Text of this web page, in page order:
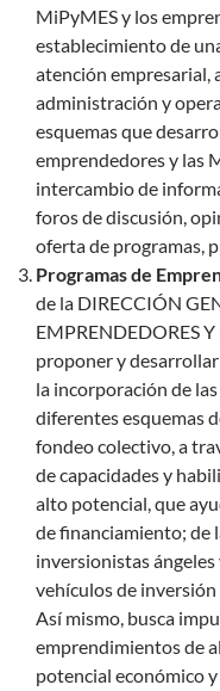
MiPyMES y los
establecimiento de
atención empresarial,
administración y
esquemas que
emprendedores y las
intercambio de
foros de discusión,
oferta de programas,
Programas de
de la DIRECCIÓN
EMPRENDEDORES
proponer y
la incorporación de
diferentes esquemas
fondeo colectivo, a
de capacidades y
alto potencial, que
de financiamiento; de
inversionistas
vehículos de
Así mismo, busca
emprendimientos de
potencial económico